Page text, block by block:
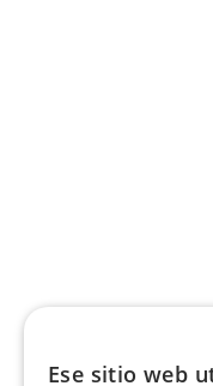
Ese sitio web